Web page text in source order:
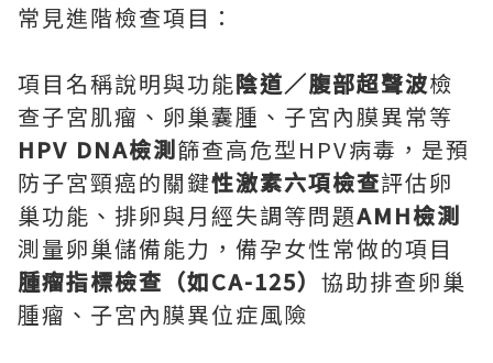
常見進階檢查項目：
項目名稱說明與功能陰道／腹部超聲波檢
查子宮肌瘤、卵巢囊腫、子宮內膜異常等
HPV DNA檢測篩查高危型HPV病毒，是預
防子宮頸癌的關鍵性激素六項檢查評估卵
巢功能、排卵與月經失調等問題AMH檢測
測量卵巢儲備能力，備孕女性常做的項目
腫瘤指標檢查（如CA-125） 協助排查卵巢
腫瘤、子宮內膜異位症風險